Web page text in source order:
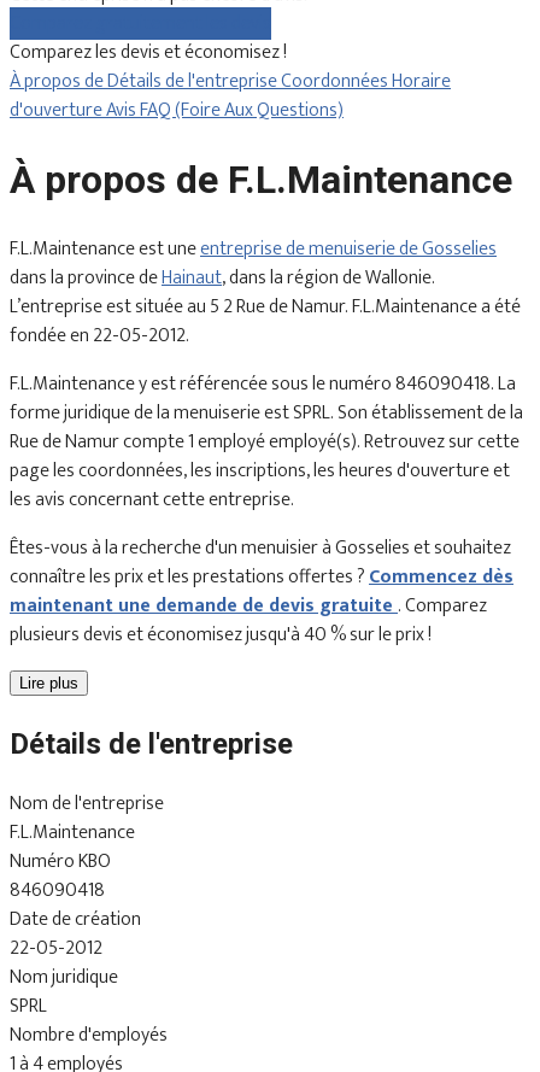
Comparez les devis et économisez !
À propos deDétails de l'entrepriseCoordonnéesHoraire
d'ouvertureAvisFAQ (Foire Aux Questions)
À propos de F.L.Maintenance
F.L.Maintenance est uneentreprise de menuiserie de Gosselies
dans la province deHainaut, dans la région de Wallonie.
L’entreprise est située au 5 2 Rue de Namur. F.L.Maintenance a été
fondée en 22-05-2012.
F.L.Maintenance y est référencée sous le numéro 846090418. La
forme juridique de la menuiserie est SPRL. Son établissement de la
Rue de Namur compte 1 employé employé(s). Retrouvez sur cette
page les coordonnées, les inscriptions, les heures d'ouverture et
les avis concernant cette entreprise.
Êtes-vous à la recherche d'un menuisier à Gosselies et souhaitez
connaître les prix et les prestations offertes ?Commencez dès
maintenant une demande de devis gratuite. Comparez
plusieurs devis et économisez jusqu'à 40 % sur le prix !
Lire plus
Détails de l'entreprise
Nom de l'entreprise
F.L.Maintenance
Numéro KBO
846090418
Date de création
22-05-2012
Nom juridique
SPRL
Nombre d'employés
1 à 4 employés